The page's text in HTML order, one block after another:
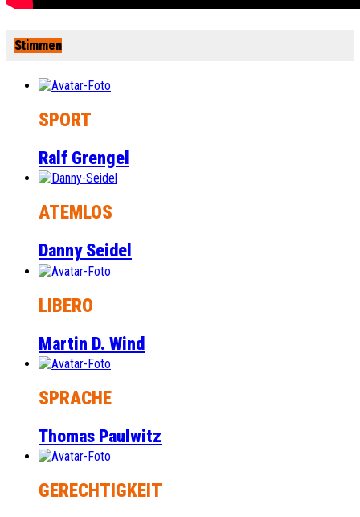
Stimmen
SPORT
Ralf Grengel
ATEMLOS
Danny Seidel
LIBERO
Martin D. Wind
SPRACHE
Thomas Paulwitz
GERECHTIGKEIT